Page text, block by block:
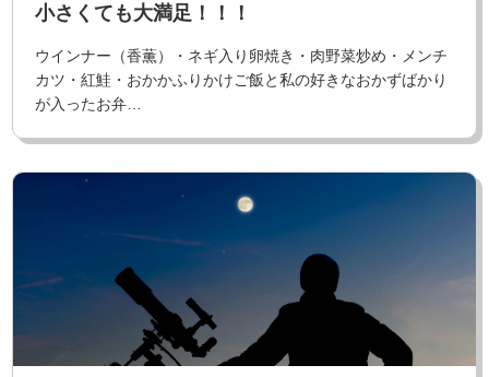
小さくても大満足！！！
ウインナー（香薫）・ネギ入り卵焼き・肉野菜炒め・メンチ
カツ・紅鮭・おかかふりかけご飯と私の好きなおかずばかり
が入ったお弁…